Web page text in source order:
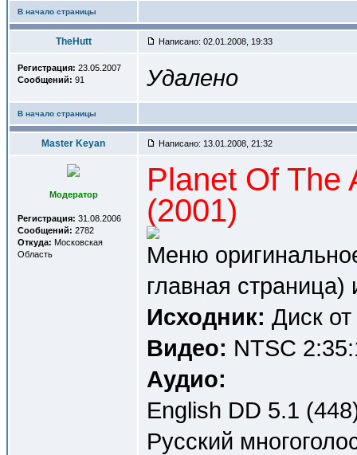
В начало страницы
TheHutt Написано: 02.01.2008, 19:33
Регистрация: 23.05.2007
Сообщений: 91 Удалено
В начало страницы
Master Keyan Написано: 13.01.2008, 21:32
Модератор
Регистрация: 31.08.2006
Сообщений: 2782
Откуда: Московская
Область
Planet Of The
(2001)
Меню
главная страница)
Исходник: Диск
Видео: NTSC
Аудио:
English DD 5.1
Русский